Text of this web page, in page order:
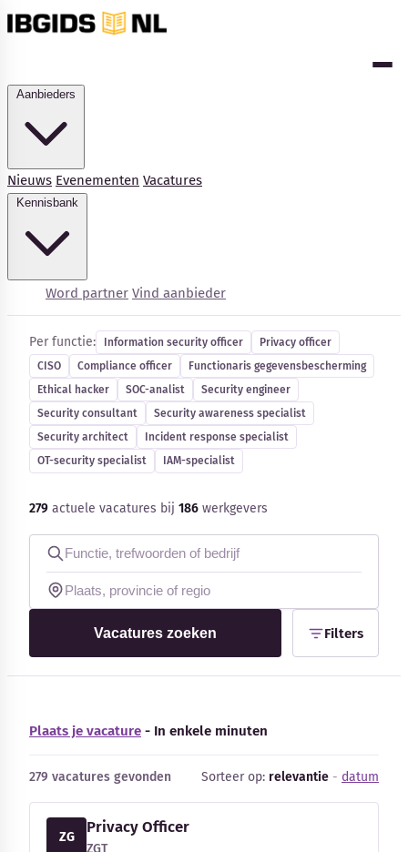
Nieuws Evenementen Vacatures
Word partner Vind aanbieder
Kennisbank
Blog
Bedrijfsupdates
Externe bronnen
Woordenboek
Auteurs
Cybersecurity-vacatures
Per functie: Information security officer
Privacy officer
CISO
Compliance officer
Functionaris gegevensbescherming
Ethical hacker
SOC-analist
Security engineer
Security consultant
Security awareness specialist
Security architect
Incident response specialist
OT-security specialist
IAM-specialist
279 actuele vacatures bij 186 werkgevers
Vacatures zoeken Filters
Plaats je vacature - In enkele minuten
279 vacatures gevonden Sorteer op: relevantie - datum
ZG
Privacy Officer